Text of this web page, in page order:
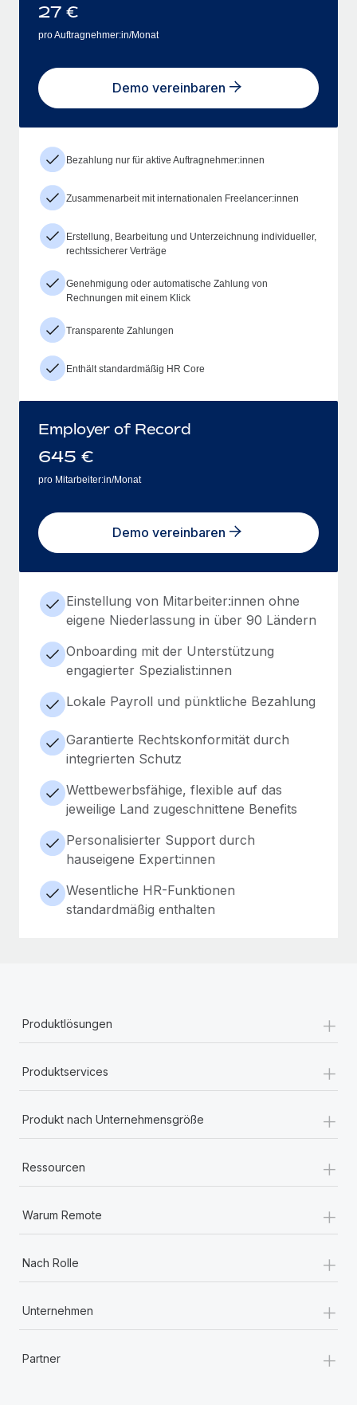
27 €
pro Auftragnehmer:in/Monat
Demo vereinbaren
Bezahlung nur für aktive Auftragnehmer:innen
Zusammenarbeit mit internationalen Freelancer:innen
Erstellung, Bearbeitung und Unterzeichnung individueller,
rechtssicherer Verträge
Genehmigung oder automatische Zahlung von
Rechnungen mit einem Klick
Transparente Zahlungen
Enthält standardmäßig HR Core
Employer of Record
645 €
pro Mitarbeiter:in/Monat
Demo vereinbaren
Einstellung von Mitarbeiter:innen ohne
eigene Niederlassung in über 90 Ländern
Onboarding mit der Unterstützung
engagierter Spezialist:innen
Lokale Payroll und pünktliche Bezahlung
Garantierte Rechtskonformität durch
integrierten Schutz
Wettbewerbsfähige, flexible auf das
jeweilige Land zugeschnittene Benefits
Personalisierter Support durch
hauseigene Expert:innen
Wesentliche HR-Funktionen
standardmäßig enthalten
Produktlösungen +
Produktservices +
Produkt nach Unternehmensgröße +
Ressourcen +
Warum Remote +
Nach Rolle +
Unternehmen +
Partner +